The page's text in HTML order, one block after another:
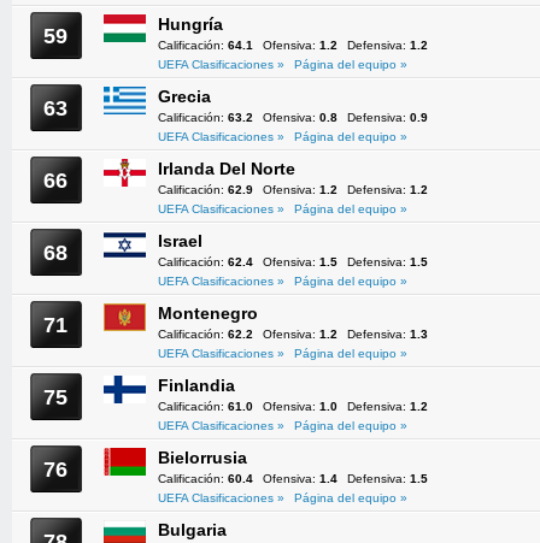
59 Hungría
Calificación: 64.1 Ofensiva: 1.2 Defensiva: 1.2
UEFA Clasificaciones »
Página del equipo »
63 Grecia
Calificación: 63.2 Ofensiva: 0.8 Defensiva: 0.9
UEFA Clasificaciones »
Página del equipo »
66 Irlanda Del Norte
Calificación: 62.9 Ofensiva: 1.2 Defensiva: 1.2
UEFA Clasificaciones »
Página del equipo »
68 Israel
Calificación: 62.4 Ofensiva: 1.5 Defensiva: 1.5
UEFA Clasificaciones »
Página del equipo »
71 Montenegro
Calificación: 62.2 Ofensiva: 1.2 Defensiva: 1.3
UEFA Clasificaciones »
Página del equipo »
75 Finlandia
Calificación: 61.0 Ofensiva: 1.0 Defensiva: 1.2
UEFA Clasificaciones »
Página del equipo »
76 Bielorrusia
Calificación: 60.4 Ofensiva: 1.4 Defensiva: 1.5
UEFA Clasificaciones »
Página del equipo »
Bulgaria